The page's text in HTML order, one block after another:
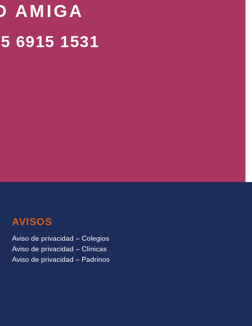
AMIGA
6915 1531
AVISOS
Aviso de privacidad – Colegios
Aviso de privacidad – Clínicas
Aviso de privacidad – Padrinos